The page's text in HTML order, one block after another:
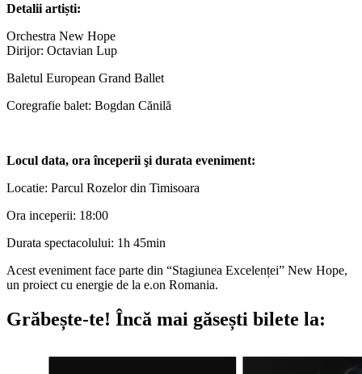
Detalii artiști:
Orchestra New Hope
Dirijor: Octavian Lup
Baletul European Grand Ballet
Coregrafie balet: Bogdan Cănilă
Locul data, ora începerii şi durata eveniment:
Locatie: Parcul Rozelor din Timisoara
Ora inceperii: 18:00
Durata spectacolului: 1h 45min
Acest eveniment face parte din “Stagiunea Excelenței” New Hope,
un proiect cu energie de la e.on Romania.
Grăbește-te! Încă mai găsești bilete la: